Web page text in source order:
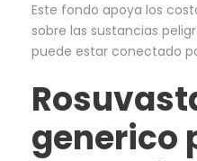
Este fondo apoya los
sobre las sustancias
puede estar conectado
generico